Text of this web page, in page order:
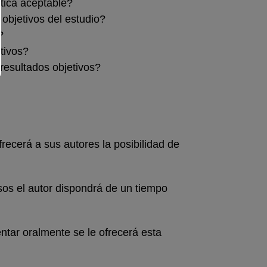
aceptable?
del estudio?
objetivos?
a sus autores la posibilidad de
el autor dispondrá de un tiempo
oralmente se le ofrecerá esta